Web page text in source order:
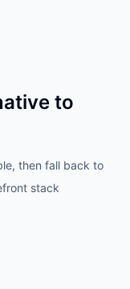
to
then fall back to
stack